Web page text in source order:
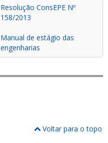
Resolução ConsEPE Nº
158/2013
Manual de estágio das
engenharias
Voltar para o topo